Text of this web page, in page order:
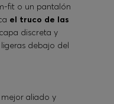
fit o un pantalón
el truco de las
discreta y
debajo del
mejor aliado y